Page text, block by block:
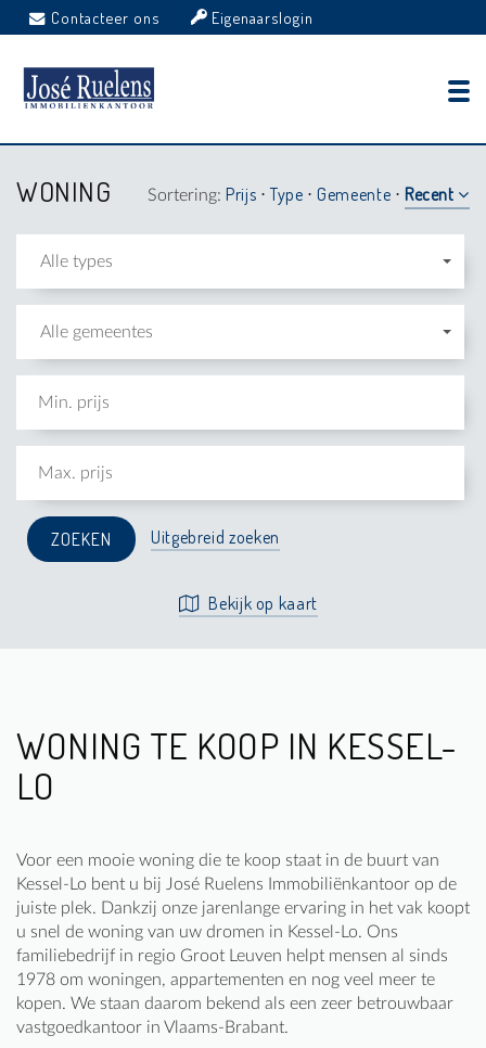
Contacteer ons Eigenaarslogin
WONING Sortering: Prijs ⋅ Type ⋅Gemeente ⋅ Recent
Alle types
Alle gemeentes
Uitgebreid zoeken
Bekijk op kaart
WONING TE KOOP IN KESSEL-
LO
Voor een mooie woning die te koop staat in de buurt van
Kessel-Lo bent u bij José Ruelens Immobiliënkantoor op de
juiste plek. Dankzij onze jarenlange ervaring in het vak koopt
u snel de woning van uw dromen in Kessel-Lo. Ons
familiebedrijf in regio Groot Leuven helpt mensen al sinds
1978 om woningen, appartementen en nog veel meer te
kopen. We staan daarom bekend als een zeer betrouwbaar
vastgoedkantoor in Vlaams-Brabant.